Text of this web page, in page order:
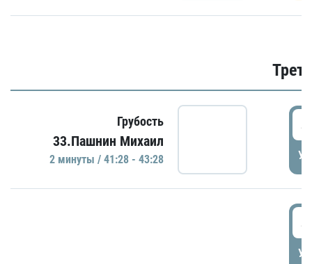
Грубость
33.Пашнин Михаил
2 минуты / 41:28 - 43:28